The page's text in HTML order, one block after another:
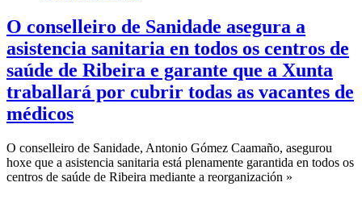
O conselleiro de Sanidade asegura a
asistencia sanitaria en todos os centros de
saúde de Ribeira e garante que a Xunta
traballará por cubrir todas as vacantes de
médicos
O conselleiro de Sanidade, Antonio Gómez Caamaño, asegurou
hoxe que a asistencia sanitaria está plenamente garantida en todos os
centros de saúde de Ribeira mediante a reorganización »